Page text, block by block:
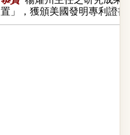
置」，獲頒美國發明專利證書